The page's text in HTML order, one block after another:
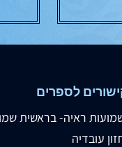
לספרים
ראיה- בראשית
עובדיה